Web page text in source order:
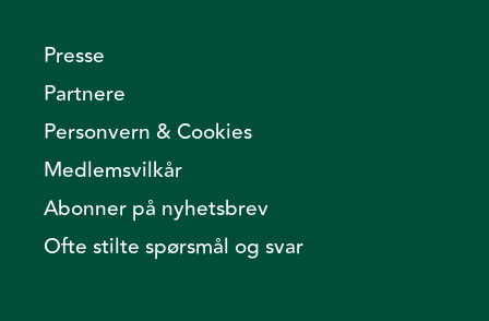
Presse
Partnere
Personvern & Cookies
Medlemsvilkår
Abonner på nyhetsbrev
Ofte stilte spørsmål og svar